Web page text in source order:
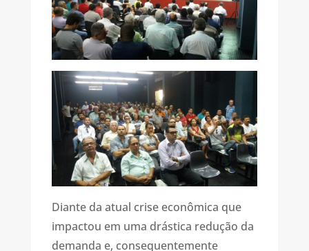
Diante da atual crise econômica que
impactou em uma drástica redução da
demanda e, consequentemente